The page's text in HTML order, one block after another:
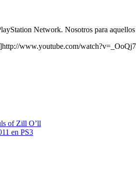
Network. Nosotros para
www.youtube.com/
of Zill O’ll
en PS3